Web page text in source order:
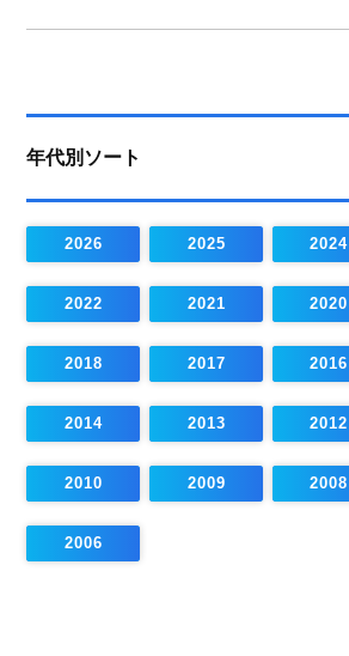
年代別ソート
2026 2025 2024
2022 2021 2020
2018 2017 2016
2014 2013 2012
2010 2009 2008
2006